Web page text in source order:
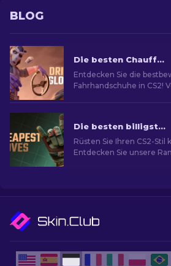
BLOG
Die besten Chauffeurshandschuhe in CS2: Rangliste
Entdecken Sie die
Fahrhandschuhe in CS2!
Die besten billigsten Handschuhe in CS2: Rangliste [2026]
Rüsten Sie Ihren CS2-Stil
Entdecken Sie unsere